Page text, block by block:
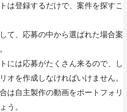
は登録するだけで、案件を探すこ
て、応募の中から選ばれた場合案
には応募がたくさん来るので、し
オを作成しなければいけません。
は自主製作の動画をポートフォリ
う。